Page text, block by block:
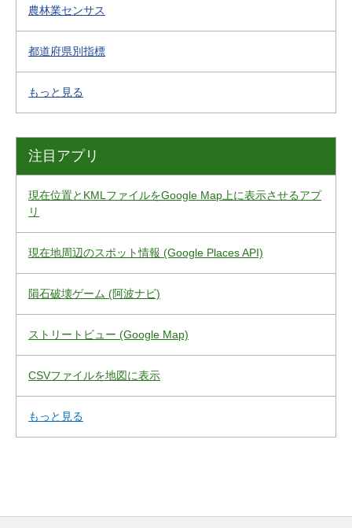
農林業センサス
都道府県別指標
もっと見る
注目アプリ
現在位置とKMLファイルをGoogle Map上に表示させるアプ
リ
現在地周辺のスポット情報 (Google Places API)
隕石破壊ゲーム (阿波ナビ)
ストリートビュー (Google Map)
CSVファイルを地図に表示
もっと見る